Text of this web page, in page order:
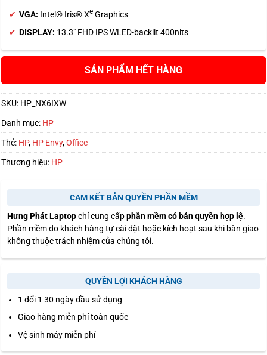
VGA: Intel® Iris® Xe Graphics
DISPLAY: 13.3″ FHD IPS WLED-backlit 400nits
HẾT HÀNG
SKU: HP_NX6IXW
Danh mục: HP
Thẻ: HP, HP Envy,Office
Thương hiệu: HP
CAM KẾT BẢN QUYỀN PHẦN MỀM
Hưng Phát Laptopchỉ cung cấpphần mềm có bản quyền hợp lệ.
Phần mềm do khách hàng tự cài đặt hoặc kích hoạt sau khi bàn giao
không thuộc trách nhiệm của chúng tôi.
QUYỀN LỢI KHÁCH HÀNG
1 đổi 1 30 ngày đầu sử dụng
Giao hàng miễn phí toàn quốc
Vệ sinh máy miễn phí